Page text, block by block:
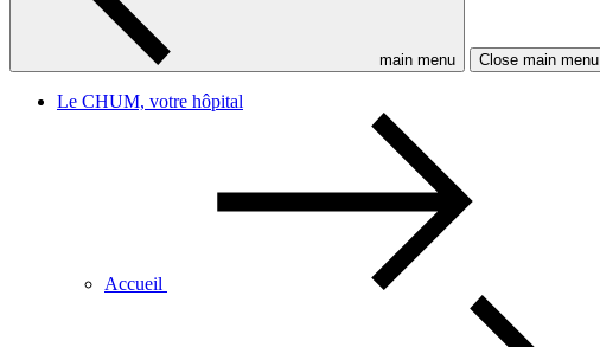
main menu Close main menu
Le CHUM, votre hôpital
Accueil